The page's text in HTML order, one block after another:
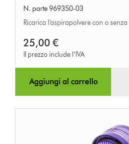
N. parte 969350-03
Ricarica l’aspirapolvere con o
25,00 €
Il prezzo include l’IVA
Aggiungi al carrello